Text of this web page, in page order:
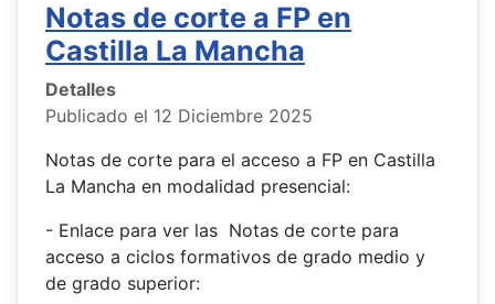
Notas de corte a FP en
Castilla La Mancha
Detalles
Publicado el 12 Diciembre 2025
Notas de corte para el acceso a FP en Castilla
La Mancha en modalidad presencial:
- Enlace para ver las Notas de corte para
acceso a ciclos formativos de grado medio y
de grado superior: